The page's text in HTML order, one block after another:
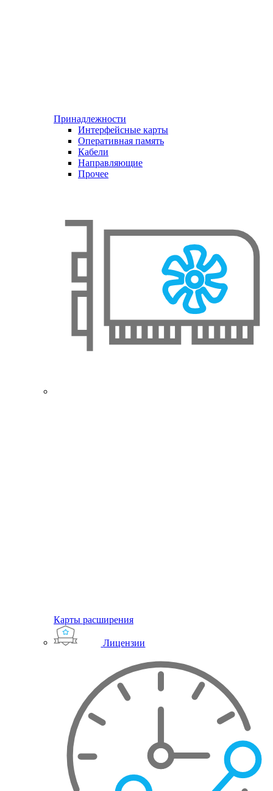
Принадлежности
Интерфейсные карты
Оперативная память
Кабели
Направляющие
Прочее
Карты расширения
Лицензии